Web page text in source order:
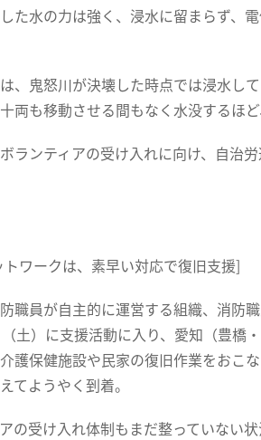
た水の力は強く、浸水に留まらず、
、鬼怒川が決壊した時点では浸水し
両も移動させる間もなく水没するほ
ランティアの受け入れに向け、自治
ワークは、素早い対応で復旧支援]
職員が自主的に運営する組織、消防職
土）に支援活動に入り、愛知（豊橋
護保健施設や民家の復旧作業をおこ
てようやく到着。
の受け入れ体制もまだ整っていない